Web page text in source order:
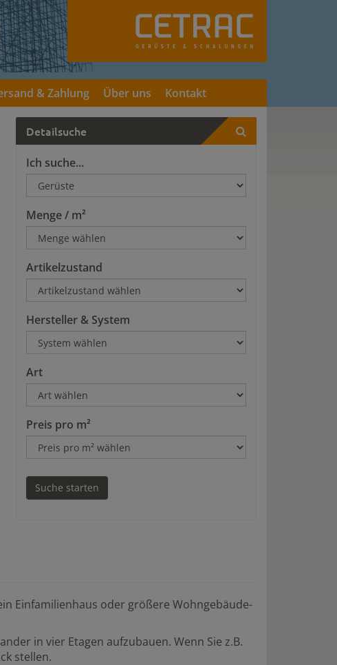
& Zahlung Über uns Kontakt
Detailsuche
Ich suche...
Menge / m²
Artikelzustand
Hersteller & System
Art
Preis pro m²
Einfamilienhaus oder größere Wohngebäude-
in vier Etagen aufzubauen. Wenn Sie z.B.
stellen.